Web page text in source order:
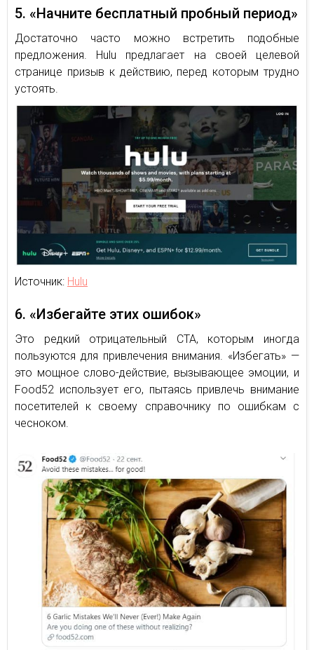
5. «Начните бесплатный пробный период»
Достаточно часто можно встретить подобные
предложения. Hulu предлагает на своей целевой
странице призыв к действию, перед которым трудно
устоять.
Источник: Hulu
6. «Избегайте этих ошибок»
Это редкий отрицательный CTA, которым иногда
пользуются для привлечения внимания. «Избегать» —
это мощное слово-действие, вызывающее эмоции, и
Food52 использует его, пытаясь привлечь внимание
посетителей к своему справочнику по ошибкам с
чесноком.